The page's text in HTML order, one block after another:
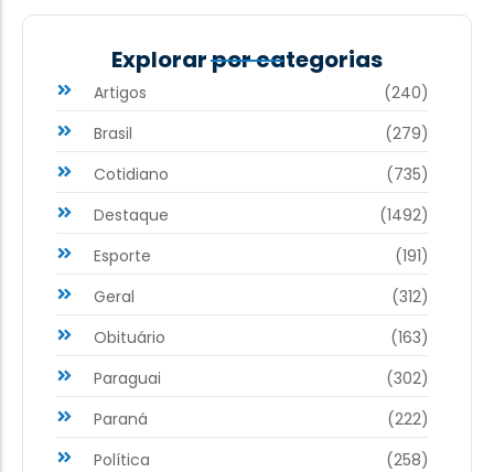
Explorar por categorias
Artigos
(240)
Brasil
(279)
Cotidiano
(735)
Destaque
(1492)
Esporte
(191)
Geral
(312)
Obituário
(163)
Paraguai
(302)
Paraná
(222)
Política
(258)